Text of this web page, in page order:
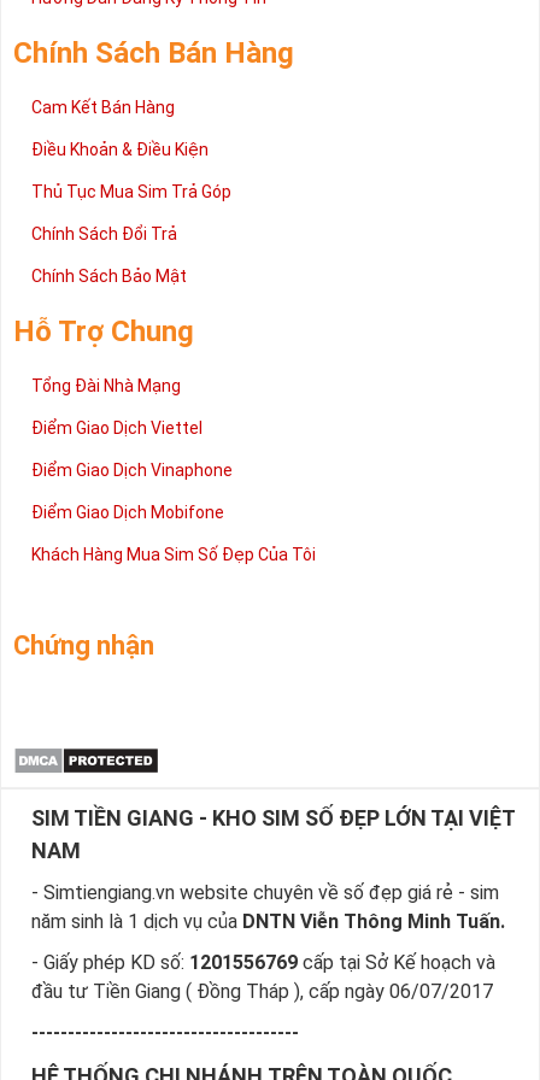
Liên Hệ
Hướng Dẫn Mua Sim Và Thanh Toán
Chính Sách Bán Hàng
Cam Kết Bán Hàng
Điều Khoản & Điều Kiện
Thủ Tục Mua Sim Trả Góp
Chính Sách Đổi Trả
Hỗ Trợ Chung
Tổng Đài Nhà Mạng
Điểm Giao Dịch Viettel
Điểm Giao Dịch Vinaphone
Khách Hàng Mua Sim Số Đẹp Của Tôi
SIM TIỀN GIANG - KHO SIM SỐ ĐẸP LỚN TẠI VIỆT
- Simtiengiang.vn website chuyên về số đẹp giá rẻ - sim
- Giấy phép KD số:
cấp tại Sở Kế hoạch và